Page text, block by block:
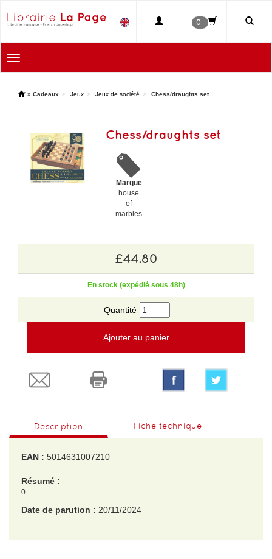
0
Toggle
navigation
' » Cadeaux Jeux Jeux de société Chess/draughts set
Chess/draughts set
Marque
house
of
marbles
£44.80
En stock (expédié sous 48h)
Quantité
Ajouter au panier
Description Fiche technique
EAN : 5014631007210
Résumé :
0
Date de parution : 20/11/2024